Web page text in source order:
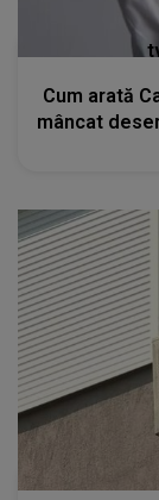
Cum arată
mâncat